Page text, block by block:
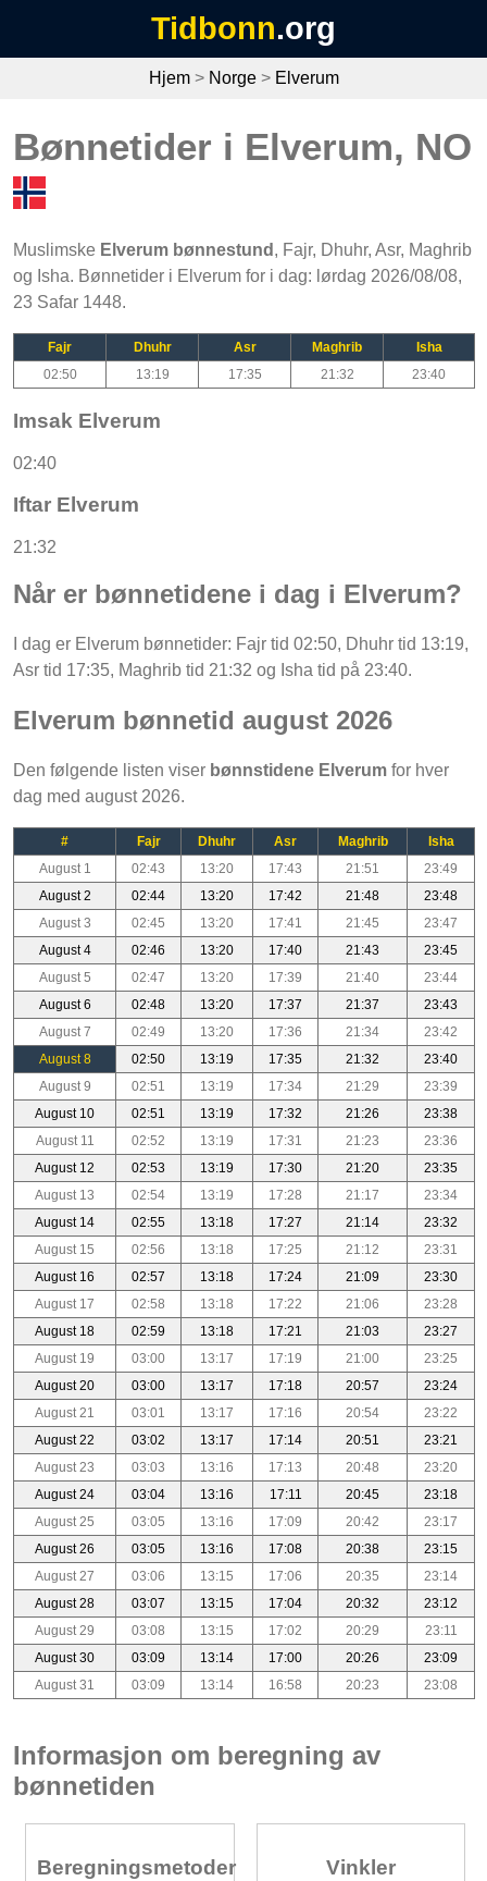
Tidbonn.org
Hjem> Norge> Elverum
Bønnetider i Elverum, NO
Muslimske Elverum bønnestund , Fajr, Dhuhr, Asr, Maghrib
og Isha. Bønnetider i Elverum for i dag: lørdag 2026/08/08,
23 Safar 1448.
Fajr Dhuhr Asr Maghrib
Isha
02:50
13:19 17:35 21:32 23:40
Imsak Elverum
02:40
Iftar Elverum
21:32
Når er bønnetidene i dag i Elverum?
I dag er Elverum bønnetider: Fajr tid 02:50, Dhuhr tid 13:19,
Asr tid 17:35, Maghrib tid 21:32 og Isha tid på 23:40.
Elverum bønnetid august 2026
Den følgende listen viser bønnstidene Elverum for hver
dag med august 2026.
# Fajr Dhuhr Asr Maghrib
Isha
August 1
02:43 13:20 17:43 21:51
23:49
August 2
02:44 13:20 17:42 21:48
23:48
August 3
02:45 13:20 17:41 21:45
23:47
August 4
02:46 13:20 17:40 21:43
23:45
August 5
02:47 13:20 17:39 21:40
23:44
August 6
02:48 13:20 17:37 21:37
23:43
August 7
02:49 13:20 17:36 21:34
23:42
August 8
02:50 13:19 17:35 21:32
23:40
August 9
02:51 13:19 17:34 21:29
23:39
August 10
02:51 13:19 17:32 21:26
23:38
August 11
02:52 13:19 17:31 21:23
23:36
August 12
02:53 13:19 17:30 21:20
23:35
August 13
02:54 13:19 17:28 21:17
23:34
August 14
02:55 13:18 17:27 21:14
23:32
August 15
02:56 13:18 17:25 21:12
23:31
August 16
02:57 13:18 17:24 21:09
23:30
August 17
02:58 13:18 17:22 21:06
23:28
August 18
02:59 13:18 17:21 21:03
23:27
August 19
03:00 13:17 17:19 21:00
23:25
August 20
03:00 13:17 17:18 20:57
23:24
August 21
03:01 13:17 17:16 20:54
23:22
August 22
03:02 13:17 17:14 20:51
23:21
August 23
03:03 13:16 17:13 20:48
23:20
August 24
03:04 13:16 17:11 20:45
23:18
August 25
03:05 13:16 17:09 20:42
23:17
August 26
03:05 13:16 17:08 20:38
23:15
August 27
03:06 13:15 17:06 20:35
23:14
August 28
03:07 13:15 17:04 20:32
23:12
August 29
03:08 13:15 17:02 20:29
23:11
August 30
03:09 13:14 17:00 20:26
23:09
August 31
03:09 13:14 16:58 20:23 23:08
Informasjon om beregning av
bønnetiden
Beregningsmetoder Vinkler